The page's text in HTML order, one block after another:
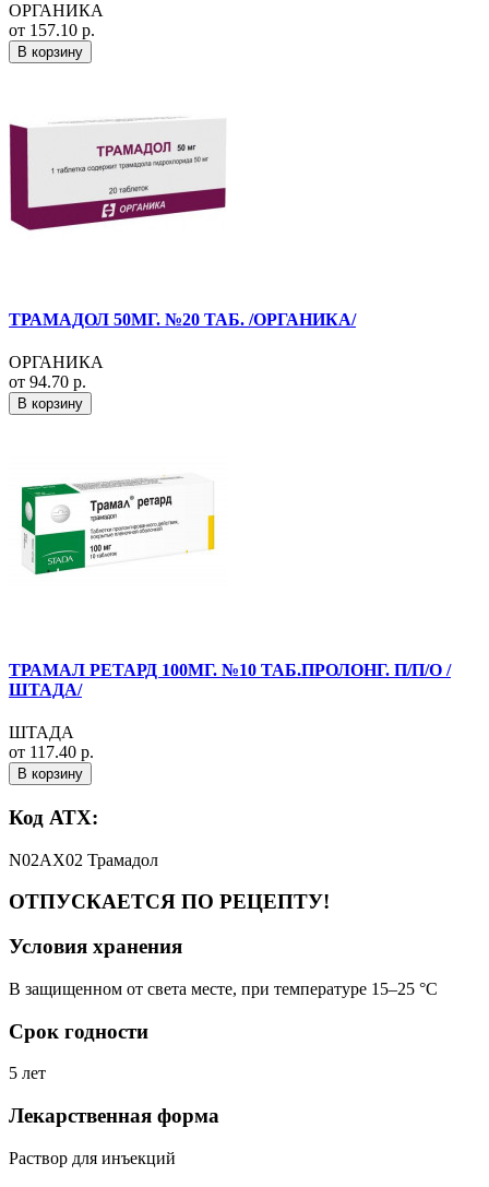
ОРГАНИКА
от 157.10 р.
В корзину
ТРАМАДОЛ 50МГ. №20 ТАБ. /ОРГАНИКА/
ОРГАНИКА
от 94.70 р.
В корзину
ТРАМАЛ РЕТАРД 100МГ. №10 ТАБ.ПРОЛОНГ. П/П/О /
ШТАДА/
ШТАДА
от 117.40 р.
В корзину
Код АТХ:
N02AX02 Трамадол
ОТПУСКАЕТСЯ ПО РЕЦЕПТУ!
Условия хранения
В защищенном от света месте, при температуре 15–25 °C
Срок годности
5 лет
Лекарственная форма
Раствор для инъекций